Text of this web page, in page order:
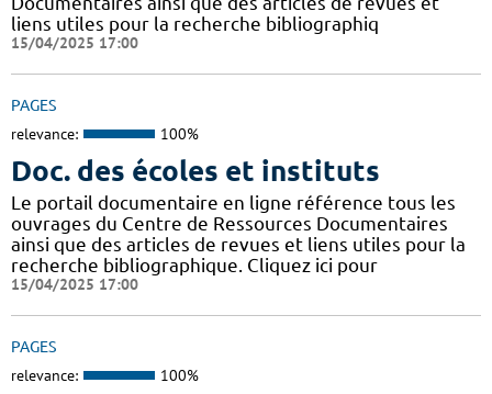
liens utiles pour la recherche bibliographiq
15/04/2025 17:00
PAGES
relevance: 100%
Doc. des écoles et instituts
Le portail documentaire en ligne référence tous les
ouvrages du Centre de Ressources Documentaires
ainsi que des articles de revues et liens utiles pour la
recherche bibliographique. Cliquez ici pour
15/04/2025 17:00
PAGES
relevance: 100%